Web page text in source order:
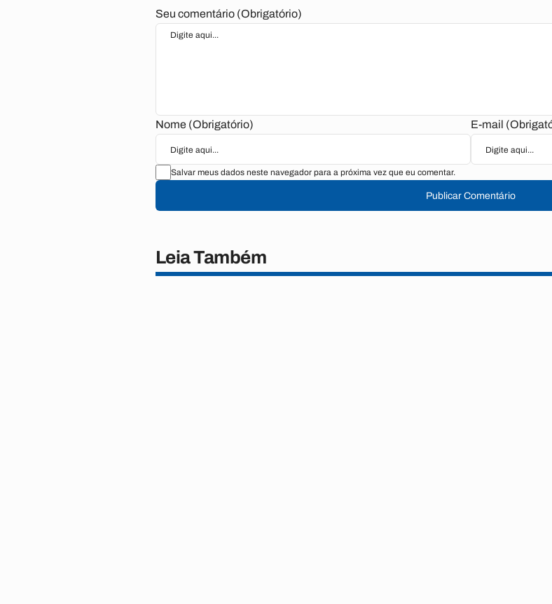
Seu comentário (Obrigatório)
Nome (Obrigatório) E-mail
Salvar meus dados neste navegador para a próxima vez que eu comentar.
Publicar Comentário
Leia Também